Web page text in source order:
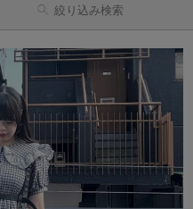
絞り込み検索